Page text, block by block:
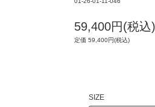
59,400円(税込)
定価 59,400円(税込)
SIZE